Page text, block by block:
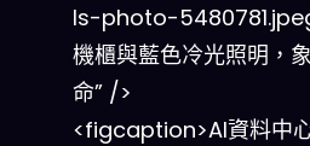
ls-photo-
機櫃與藍色冷光照明，
命” />
<figcaption>AI資料中